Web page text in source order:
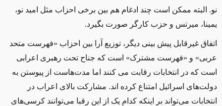
نو. البته ممکن است چند ادغام هم بین برخی احزاب مثل امید نو،
یمینا، میرتس و حزب کارگر صورت بگیرد.
اتفاق غیرقابل پیش بینی دیگر، توزیع آرا بین احزاب «فهرست متحد
عربی» و «فهرست مشترک» است که جناح تحت رهبری اعرابی
است که در انتخابات رقابت می کنند اما مدت‌هاست از پیوستن به
دولت‌های اسرائیل امتناع کرده اند. مشارکت بالای اعراب در
انتخابات می‌تواند بر اینکه کدام یک از این رقبا می‌توانند کرسی‌های